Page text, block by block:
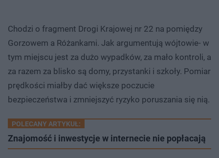
Chodzi o fragment Drogi Krajowej nr 22 na pomiędzy
Gorzowem a Różankami. Jak argumentują wójtowie- w
tym miejscu jest za dużo wypadków, za mało kontroli, a
za razem za blisko są domy, przystanki i szkoły. Pomiar
prędkości miałby dać większe poczucie
bezpieczeństwa i zmniejszyć ryzyko poruszania się nią.
POLECANY ARTYKUŁ:
Znajomość i inwestycje w internecie nie popłacają